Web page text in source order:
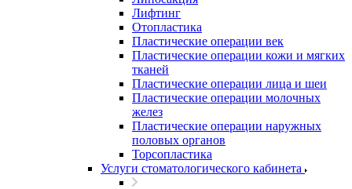
Лифтинг
Отопластика
Пластические операции век
Пластические операции кожи и мягких
тканей
Пластические операции лица и шеи
Пластические операции молочных
желез
Пластические операции наружных
половых органов
Торсопластика
Услуги стоматологического кабинета